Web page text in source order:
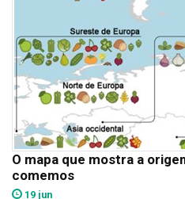
O mapa que mostra a
comemos
19 jun